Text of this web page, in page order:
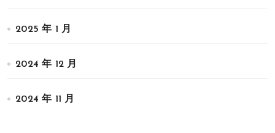
2025 年 1 月
2024 年 12 月
2024 年 11 月